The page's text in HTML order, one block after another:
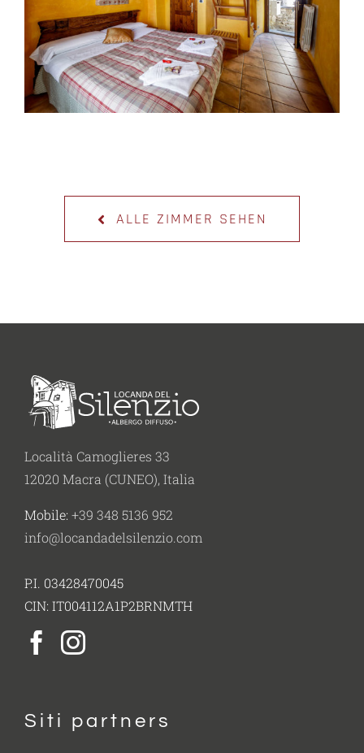
ALLE ZIMMER SEHEN
Località Camoglieres 33
12020 Macra (CUNEO), Italia
Mobile: +39 348 5136 952
info@locandadelsilenzio.com
P.I. 03428470045
CIN: IT004112A1P2BRNMTH
Siti partners